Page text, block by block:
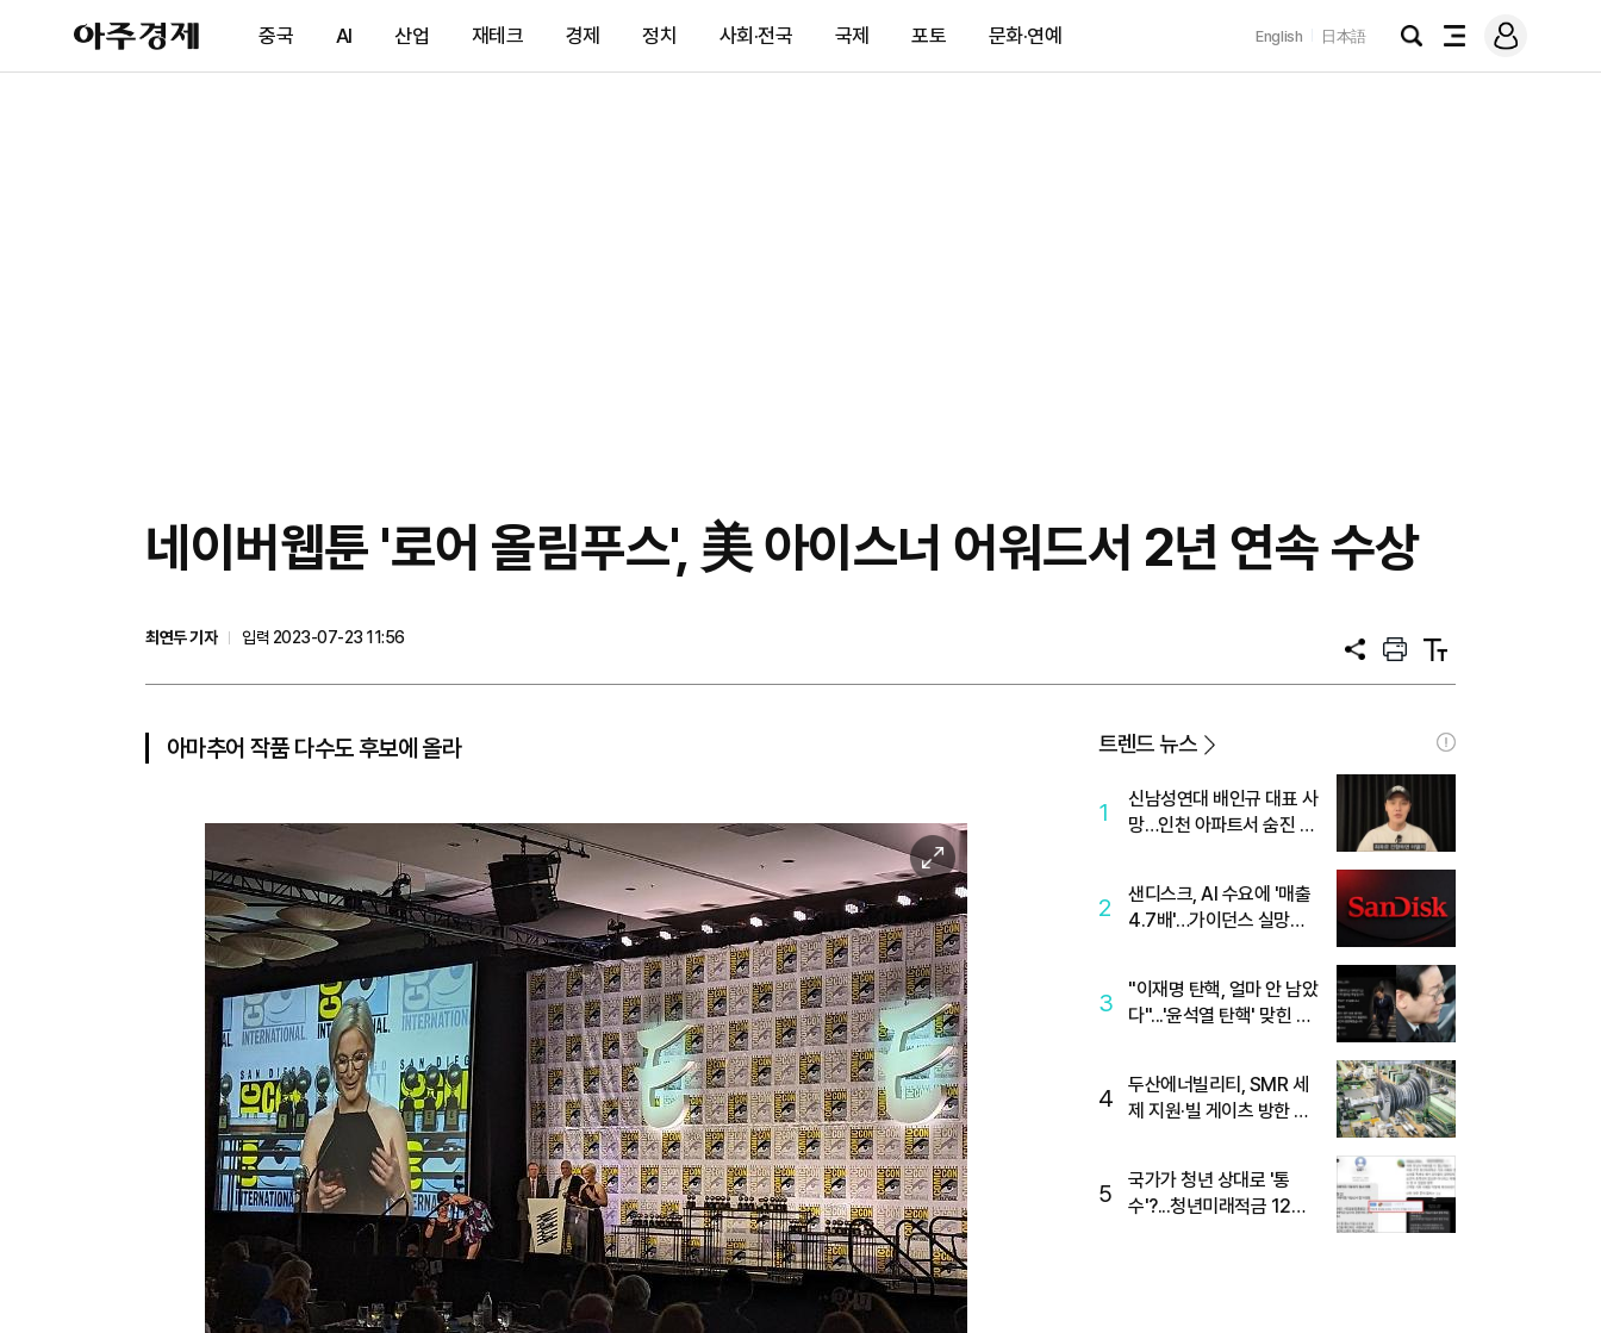
아
주
제
중국 AI 산업 재테크 경제 정치 사회·전국 국제 포토 문화·연예 English 日本語
검
전
메
그
네이버웹툰 '로어 올림푸스', 美 아이스너 어워드서 2년 연속 수상
최연두 기자
입력 2023-07-23 11:56
공
프
트
텍
트
아마추어 작품 다수도 후보에 올라
이
미
지
확
대
트렌드 뉴스
1
신남성연대 배인규 대표 사
망…인천 아파트서 숨진 채
2
샌디스크, AI 수요에 '매출
4.7배'…가이던스 실망에
3
"이재명 탄핵, 얼마 안 남았
다"...'윤석열 탄핵' 맞힌 무
4
두산에너빌리티, SMR 세
제 지원·빌 게이츠 방한 기
5
국가가 청년 상대로 '통
수'?...청년미래적금 12%